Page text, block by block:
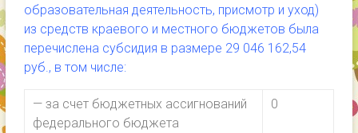
образовательная деятельность, присмотр и уход)
из средств краевого и местного бюджетов была
перечислена субсидия в размере 29 046 162,54
руб., в том числе:
— за счет бюджетных ассигнований
федерального бюджета
0